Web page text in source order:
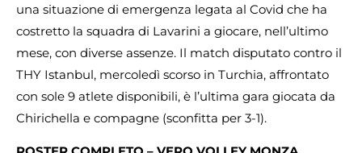
una situazione di emergenza legata al Covid che ha
costretto la squadra di Lavarini a giocare, nell’ultimo
mese, con diverse assenze. Il match disputato contro il
THY Istanbul, mercoledì scorso in Turchia, affrontato
con sole 9 atlete disponibili, è l’ultima gara giocata da
Chirichella e compagne (sconfitta per 3-1).